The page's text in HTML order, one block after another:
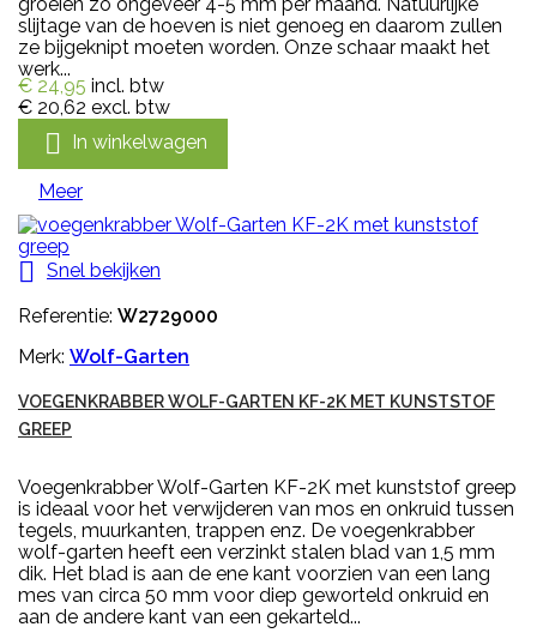
slijtage van de hoeven is niet genoeg en daarom zullen
ze bijgeknipt moeten worden. Onze schaar maakt het
werk...
€ 24,95 incl. btw
€ 20,62 excl. btw
 In winkelwagen
Meer
 Snel bekijken
Referentie: W2729000
Merk: Wolf-Garten
VOEGENKRABBER WOLF-GARTEN KF-2K MET KUNSTSTOF
GREEP
Voegenkrabber Wolf-Garten KF-2K met kunststof greep
is ideaal voor het verwijderen van mos en onkruid tussen
tegels, muurkanten, trappen enz. De voegenkrabber
wolf-garten heeft een verzinkt stalen blad van 1,5 mm
dik. Het blad is aan de ene kant voorzien van een lang
mes van circa 50 mm voor diep geworteld onkruid en
aan de andere kant van een gekarteld...